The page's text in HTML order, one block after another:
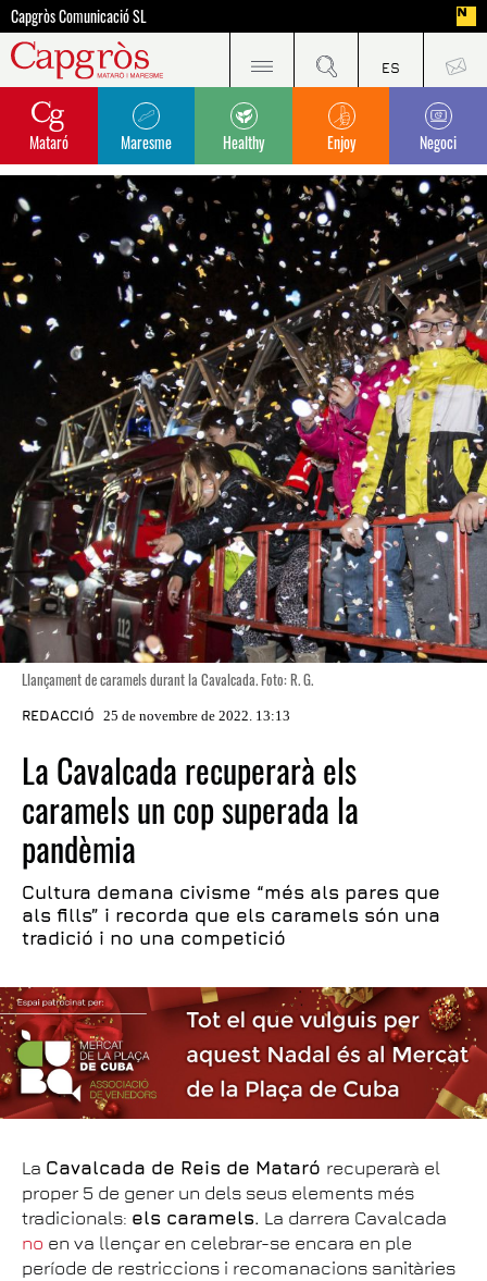
Capgròs Comunicació SL
Mataró Maresme Healthy Enjoy Negoci
Llançament de caramels durant la Cavalcada. Foto: R. G.
REDACCIÓ 25 de novembre de 2022. 13:13
La Cavalcada recuperarà els
caramels un cop superada la
pandèmia
Cultura demana civisme “més als pares que
als fills” i recorda que els caramels són una
tradició i no una competició
La Cavalcada de Reis de Mataró recuperarà el
proper 5 de gener un dels seus elements més
tradicionals: els caramels. La darrera Cavalcada
no en va llençar en celebrar-se encara en ple
període de restriccions i recomanacions sanitàries